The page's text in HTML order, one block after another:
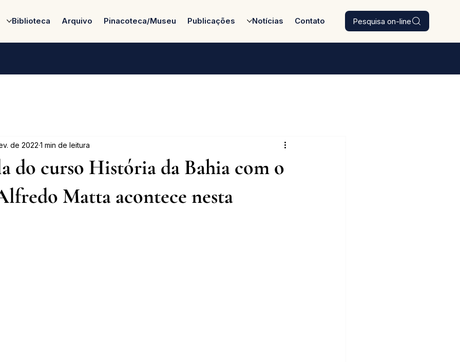
Pesquisa on-line
Biblioteca Arquivo Pinacoteca/Museu Publicações Notícias Contato
do curso História da Bahia com o
Matta acontece nesta
de 2022 1 min de leitura